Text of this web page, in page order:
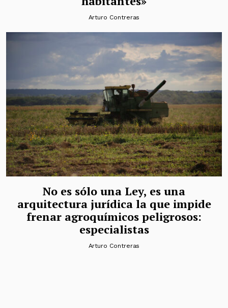
Arturo Contreras
No es sólo una Ley, es una
arquitectura jurídica la que impide
frenar agroquímicos peligrosos:
especialistas
Arturo Contreras